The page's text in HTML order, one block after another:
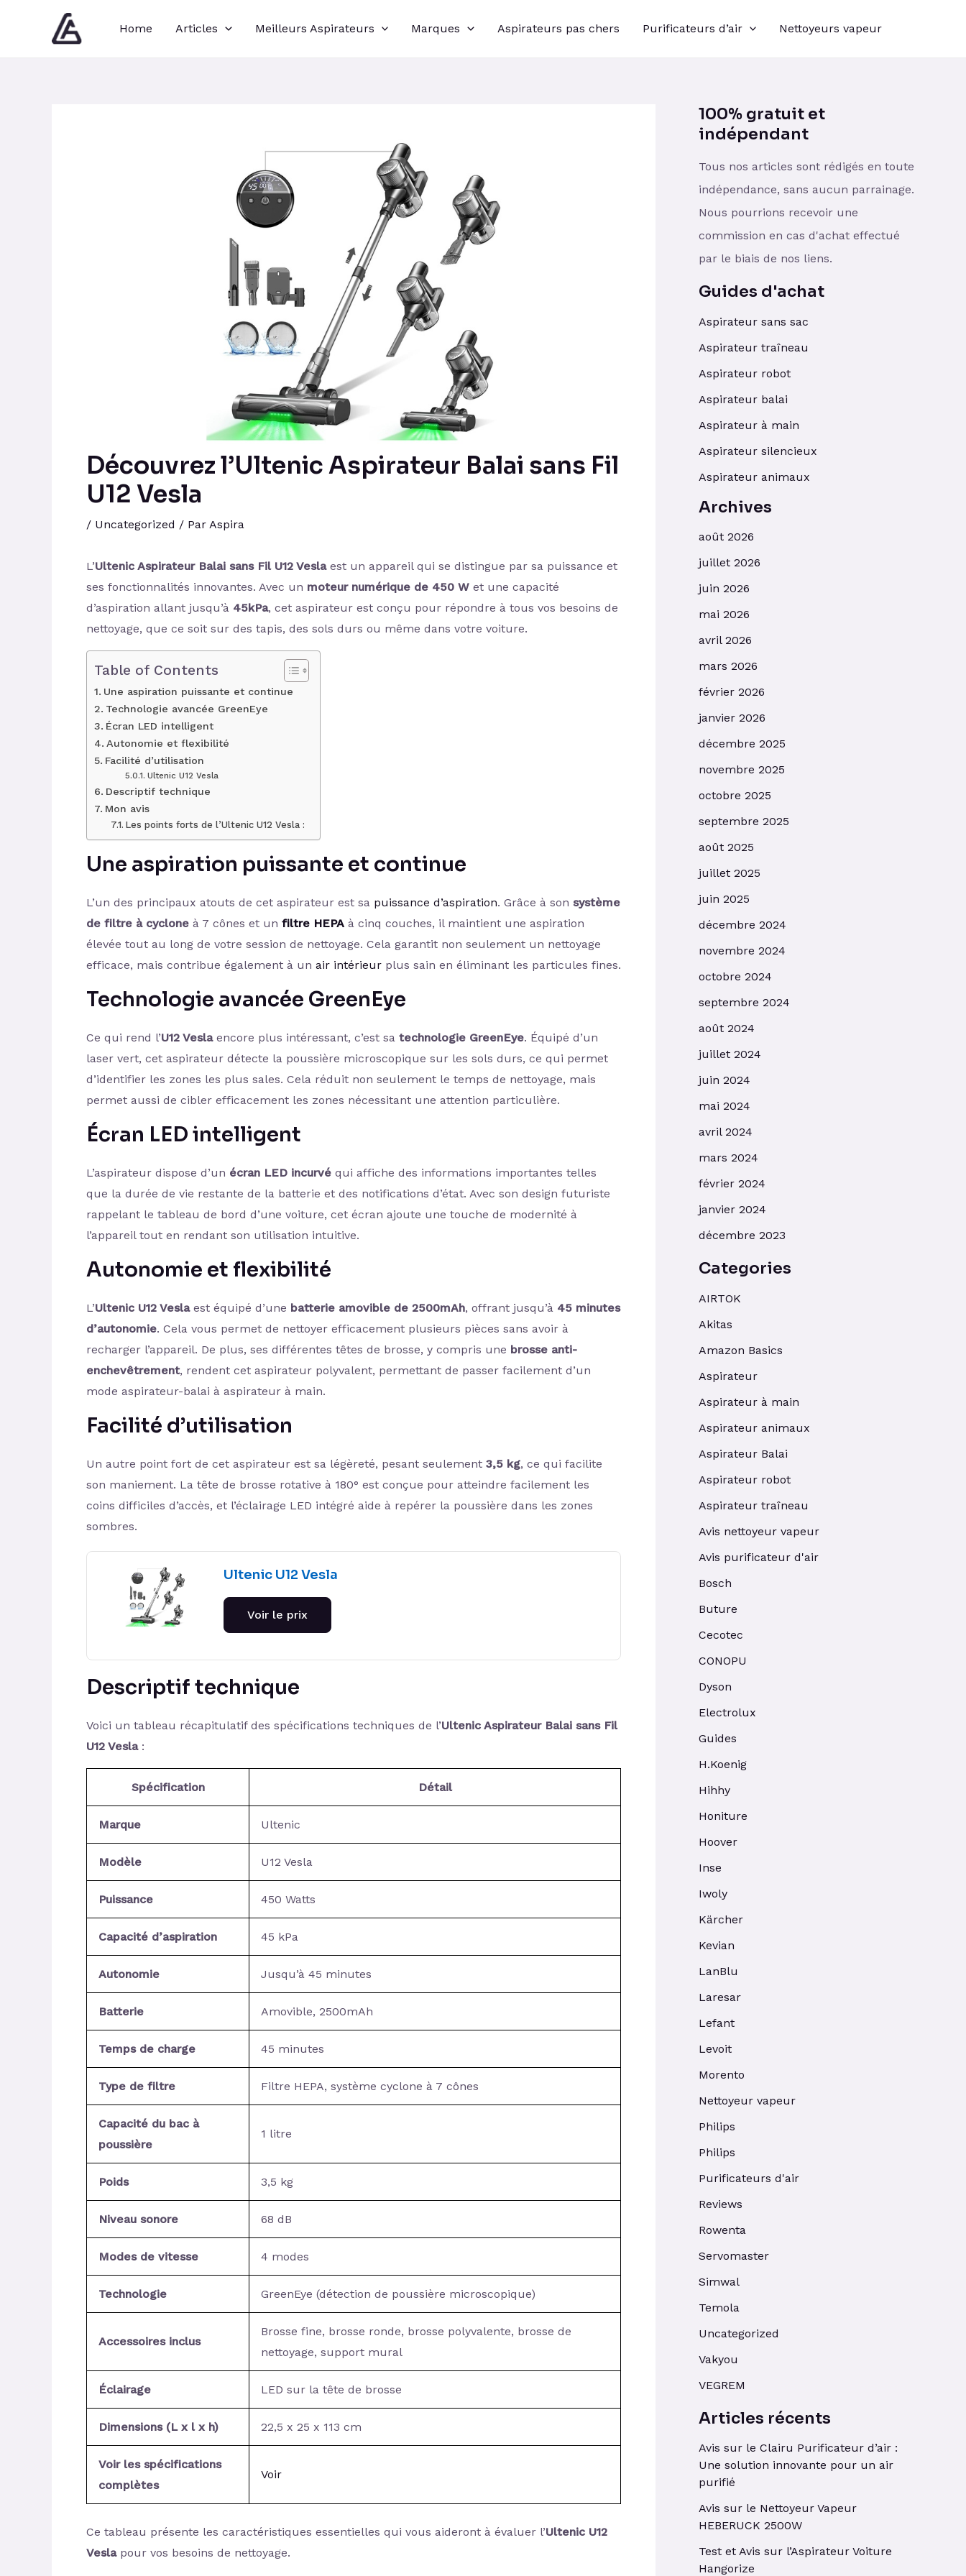
Home Articles Meilleurs Aspirateurs Marques Aspirateurs pas chers Purificateurs d’air Nettoyeurs vapeur
Découvrez l’Ultenic Aspirateur Balai sans Fil
U12 Vesla
/ Uncategorized / Par Aspira
L’Ultenic Aspirateur Balai sans Fil U12 Veslaest un appareil qui se distingue par sa puissance et
ses fonctionnalités innovantes. Avec un moteur numérique de 450 W et une capacité
d’aspiration allant jusqu’à 45kPa, cet aspirateur est conçu pour répondre à tous vos besoins de
nettoyage, que ce soit sur des tapis, des sols durs ou même dans votre voiture.
Table of Contents
Une aspiration puissante et continue
Technologie avancée GreenEye
Écran LED intelligent
Autonomie et flexibilité
Facilité d’utilisation
Ultenic U12 Vesla
Descriptif technique
Mon avis
Les points forts de l’Ultenic U12 Vesla :
Une aspiration puissante et continue
L’un des principaux atouts de cet aspirateur est sa puissance d’aspiration. Grâce à son système
de filtre à cyclone à 7 cônes et un filtre HEPA à cinq couches, il maintient une aspiration
élevée tout au long de votre session de nettoyage. Cela garantit non seulement un nettoyage
efficace, mais contribue également à un air intérieur plus sain en éliminant les particules fines.
Technologie avancée GreenEye
Ce qui rend l’U12 Veslaencore plus intéressant, c’est sa technologie GreenEye. Équipé d’un
laser vert, cet aspirateur détecte la poussière microscopique sur les sols durs, ce qui permet
d’identifier les zones les plus sales. Cela réduit non seulement le temps de nettoyage, mais
permet aussi de cibler efficacement les zones nécessitant une attention particulière.
Écran LED intelligent
L’aspirateur dispose d’un écran LED incurvé qui affiche des informations importantes telles
que la durée de vie restante de la batterie et des notifications d’état. Avec son design futuriste
rappelant le tableau de bord d’une voiture, cet écran ajoute une touche de modernité à
l’appareil tout en rendant son utilisation intuitive.
Autonomie et flexibilité
L’Ultenic U12 Veslaest équipé d’une batterie amovible de 2500mAh, offrant jusqu’à 45 minutes
d’autonomie. Cela vous permet de nettoyer efficacement plusieurs pièces sans avoir à
recharger l’appareil. De plus, ses différentes têtes de brosse, y compris une brosse anti-
enchevêtrement, rendent cet aspirateur polyvalent, permettant de passer facilement d’un
mode aspirateur-balai à aspirateur à main.
Facilité d’utilisation
Un autre point fort de cet aspirateur est sa légèreté, pesant seulement 3,5 kg, ce qui facilite
son maniement. La tête de brosse rotative à 180° est conçue pour atteindre facilement les
coins difficiles d’accès, et l’éclairage LED intégré aide à repérer la poussière dans les zones
sombres.
Ultenic U12 Vesla
Voir le prix
Descriptif technique
Voici un tableau récapitulatif des spécifications techniques de l’Ultenic Aspirateur Balai sans Fil
U12 Vesla:
Spécification Détail
Marque Ultenic
Modèle U12 Vesla
Puissance 450 Watts
Capacité d’aspiration 45 kPa
Autonomie Jusqu’à 45 minutes
Batterie Amovible, 2500mAh
Temps de charge 45 minutes
Type de filtre Filtre HEPA, système cyclone à 7 cônes
Capacité du bac à
poussière
1 litre
Poids 3,5 kg
Niveau sonore 68 dB
Modes de vitesse 4 modes
Technologie GreenEye (détection de poussière microscopique)
Accessoires inclus
Brosse fine, brosse ronde, brosse polyvalente, brosse de
nettoyage, support mural
Éclairage LED sur la tête de brosse
Dimensions (L x l x h) 22,5 x 25 x 113 cm
Voir les spécifications
complètes
Voir
Ce tableau présente les caractéristiques essentielles qui vous aideront à évaluer l’Ultenic U12
Veslapour vos besoins de nettoyage.
100% gratuit et
indépendant
Tous nos articles sont rédigés en toute
indépendance, sans aucun parrainage.
Nous pourrions recevoir une
commission en cas d'achat effectué
par le biais de nos liens.
Guides d'achat
Aspirateur sans sac
Aspirateur traîneau
Aspirateur robot
Aspirateur balai
Aspirateur à main
Aspirateur silencieux
Aspirateur animaux
Archives
août 2026
juillet 2026
juin 2026
mai 2026
avril 2026
mars 2026
février 2026
janvier 2026
décembre 2025
novembre 2025
octobre 2025
septembre 2025
août 2025
juillet 2025
juin 2025
décembre 2024
novembre 2024
octobre 2024
septembre 2024
août 2024
juillet 2024
juin 2024
mai 2024
avril 2024
mars 2024
février 2024
janvier 2024
décembre 2023
Categories
AIRTOK
Akitas
Amazon Basics
Aspirateur
Aspirateur à main
Aspirateur animaux
Aspirateur Balai
Aspirateur robot
Aspirateur traîneau
Avis nettoyeur vapeur
Avis purificateur d'air
Bosch
Buture
Cecotec
CONOPU
Dyson
Electrolux
Guides
H.Koenig
Hihhy
Honiture
Hoover
Inse
Iwoly
Kärcher
Kevian
LanBlu
Laresar
Lefant
Levoit
Morento
Nettoyeur vapeur
Philips
Philips
Purificateurs d'air
Reviews
Rowenta
Servomaster
Simwal
Temola
Uncategorized
Vakyou
VEGREM
Articles récents
Avis sur le Clairu Purificateur d’air :
Une solution innovante pour un air
purifié
Avis sur le Nettoyeur Vapeur
HEBERUCK 2500W
Test et Avis sur l’Aspirateur Voiture
Hangorize